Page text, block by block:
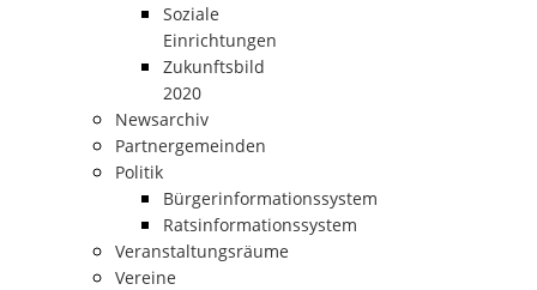
Soziale
Einrichtungen
Zukunftsbild
2020
Newsarchiv
Partnergemeinden
Politik
Bürgerinformationssystem
Ratsinformationssystem
Veranstaltungsräume
Vereine